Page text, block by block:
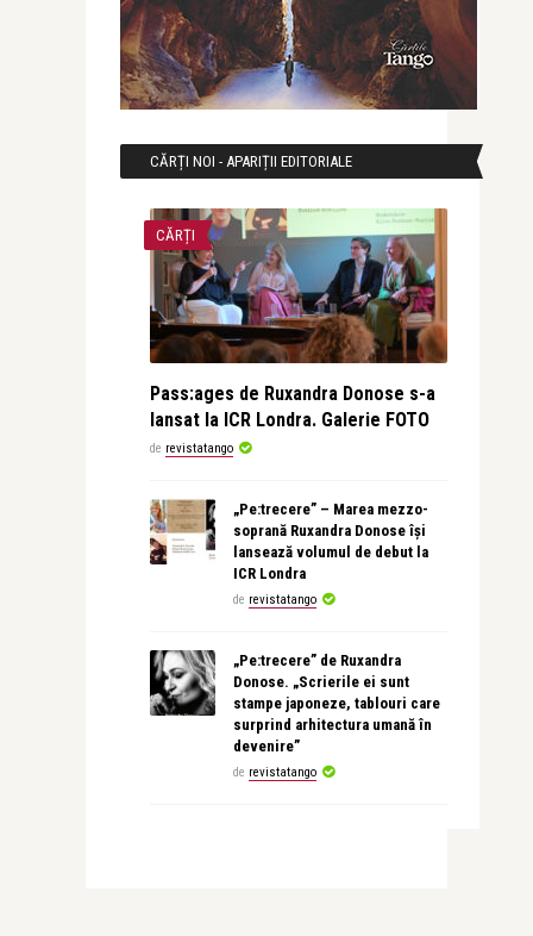
CĂRȚI NOI - APARIȚII EDITORIALE
CĂRȚI
Pass:ages de Ruxandra Donose s-a
lansat la ICR Londra. Galerie FOTO
de revistatango
„Pe:trecere” – Marea mezzo-
soprană Ruxandra Donose își
lansează volumul de debut la
ICR Londra
de revistatango
„Pe:trecere” de Ruxandra
Donose. „Scrierile ei sunt
stampe japoneze, tablouri care
surprind arhitectura umană în
devenire”
de revistatango